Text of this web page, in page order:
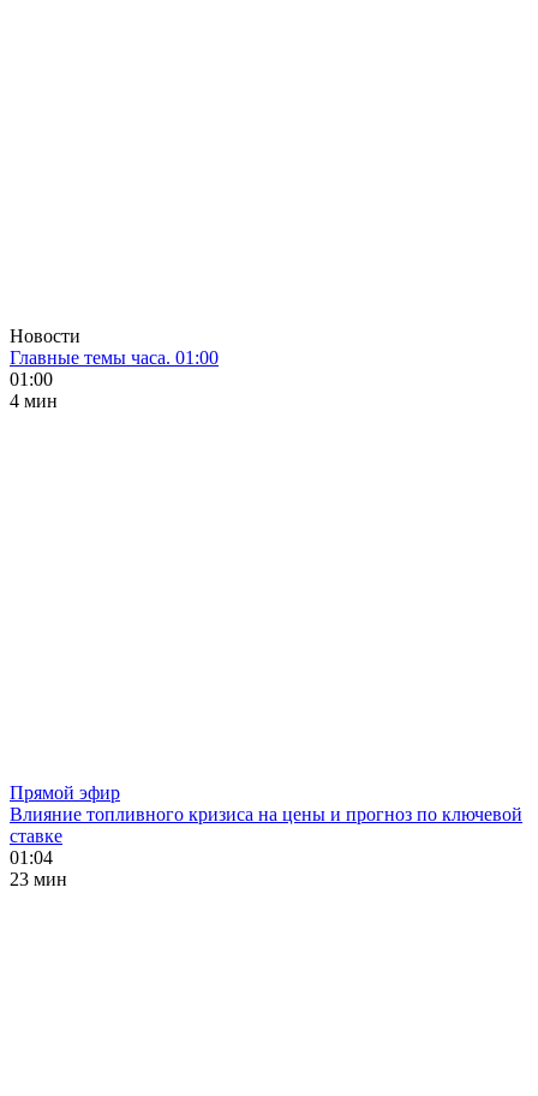
Новости
Главные темы часа. 01:00
01:00
4 мин
Прямой эфир
Влияние топливного кризиса на цены и прогноз по ключевой
ставке
01:04
23 мин